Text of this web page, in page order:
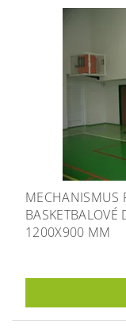
MECHANISMUS
BASKETBALOVÉ
1200X900 MM